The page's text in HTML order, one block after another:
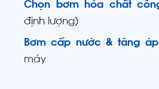
Chọn bơm hóa chất
định lượng)
Bơm cấp nước & tăng áp
máy